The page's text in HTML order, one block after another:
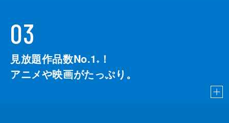
03
見放題作品数No.1 ※
！
アニメや映画がたっぷり。